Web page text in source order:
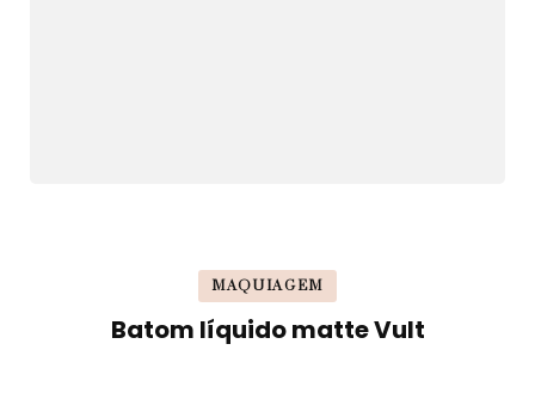
MAQUIAGEM
Batom líquido matte Vult